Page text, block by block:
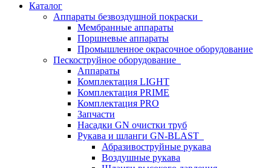
Каталог
Аппараты безвоздушной покраски
Мембранные аппараты
Поршневые аппараты
Промышленное окрасочное оборудование
Пескоструйное оборудование
Аппараты
Комплектация LIGHT
Комплектация PRIME
Комплектация PRO
Запчасти
Насадки GN очистки труб
Рукава и шланги GN-BLAST
Абразивоструйные рукава
Воздушные рукава